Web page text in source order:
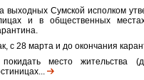
выходных Сумской исполком
и в общественных
с 28 марта и до окончания
место жительства